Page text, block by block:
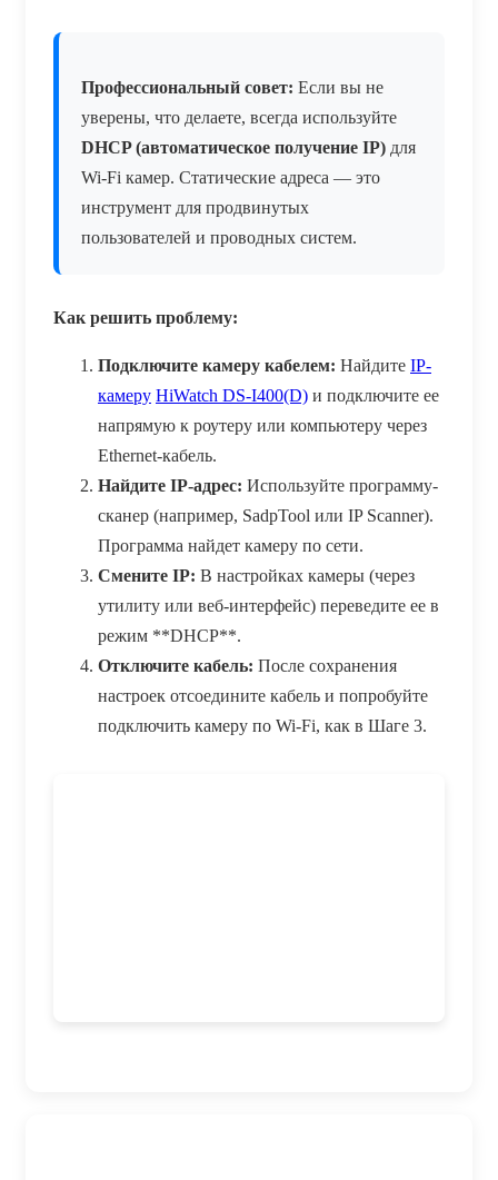
Профессиональный совет: Если вы не
уверены, что делаете, всегда используйте
DHCP (автоматическое получение IP) для
Wi-Fi камер. Статические адреса — это
инструмент для продвинутых
пользователей и проводных систем.
Как решить проблему:
Подключите камеру кабелем: Найдите IP-
камеру HiWatch DS-I400(D) и подключите ее
напрямую к роутеру или компьютеру через
Ethernet-кабель.
Найдите IP-адрес: Используйте программу-
сканер (например, SadpTool или IP Scanner).
Программа найдет камеру по сети.
Смените IP: В настройках камеры (через
утилиту или веб-интерфейс) переведите ее в
режим **DHCP**.
Отключите кабель: После сохранения
настроек отсоедините кабель и попробуйте
подключить камеру по Wi-Fi, как в Шаге 3.